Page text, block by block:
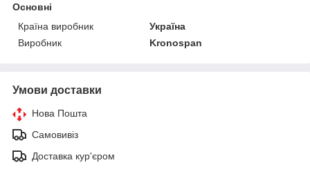
Основні
Країна виробник
Україна
Виробник
Kronospan
Умови доставки
Нова Пошта
Самовивіз
Доставка кур'єром